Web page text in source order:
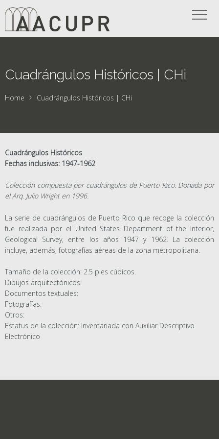
Cuadrángulos Históricos | CHi
Home Cuadrángulos Históricos | CHi
Cuadrángulos Históricos
Fechas inclusivas: 1947-1962
Colección compuesta por cuadrángulos de Puerto Rico. Donada por
el Arq. Julio Wright en 1996.
La serie de cuadrángulos de Puerto Rico que recoge la colección
fue realizada por el United States Department of the Interior,
Geological Survey, entre los años 1947 y 1962. La colección
incluye, además, fotografías aéreas de la zona metropolitana.
Tamaño de la colección: 2.5 pies cúbicos.
Dibujos arquitectónicos:
Documentos textuales:
Fotografías:
Otros:
Estatus de la colección: Inventariada con Auxiliar Descriptivo
Electrónico